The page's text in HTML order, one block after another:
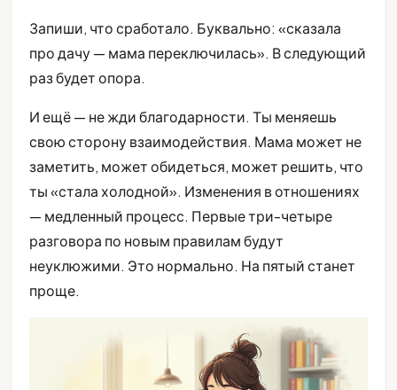
Запиши, что сработало. Буквально: «сказала
про дачу — мама переключилась». В следующий
раз будет опора.
И ещё — не жди благодарности. Ты меняешь
свою сторону взаимодействия. Мама может не
заметить, может обидеться, может решить, что
ты «стала холодной». Изменения в отношениях
— медленный процесс. Первые три-четыре
разговора по новым правилам будут
неуклюжими. Это нормально. На пятый станет
проще.